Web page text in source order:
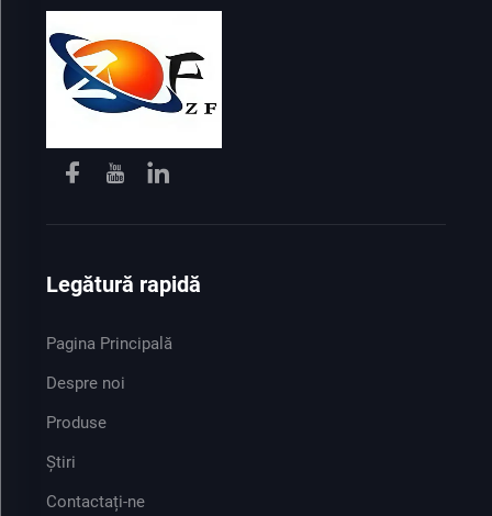
Legătură rapidă
Pagina Principală
Despre noi
Produse
Știri
Contactați-ne